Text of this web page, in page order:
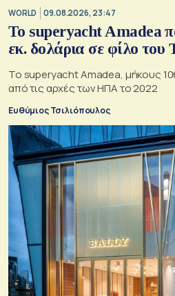
WORLD 09.08.2026, 23:47
To superyacht Amadea
εκ. δολάρια σε φίλο του
Το superyacht Amadea, μήκους
από τις αρχές των ΗΠΑ το 2022
Ευθύμιος Τσιλιόπουλος